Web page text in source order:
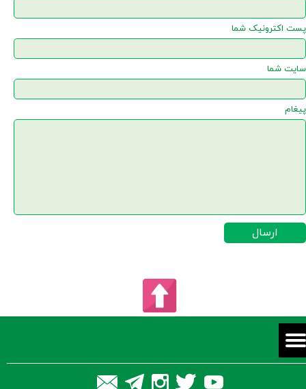
پست اکترونیک شما
سایت شما
پیغام
ارسال